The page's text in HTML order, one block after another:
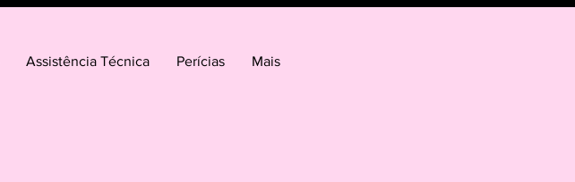
Assistência Técnica Perícias Mais